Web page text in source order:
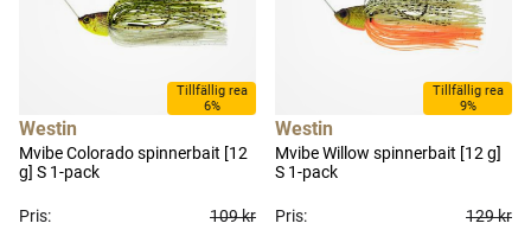
Tillfällig rea
6%
Westin
Mvibe Colorado spinnerbait [12
g] S 1-pack
Pris:
109 kr
Tillfällig rea
9%
Westin
Mvibe Willow spinnerbait [12 g]
S 1-pack
Pris:
129 kr